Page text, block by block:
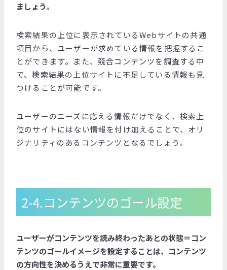
ましょう。
検索結果の上位に表示されているWebサイトの共通
項目から、ユーザーが求めている情報を把握するこ
とができます。また、競合コンテンツを調査する中
で、検索結果の上位サイトに不足している情報も見
つけることが可能です。
ユーザーのニーズに応える情報だけでなく、検索上
位のサイトにはない情報を付け加えることで、オリ
ジナリティのあるコンテンツとなるでしょう。
2-4.コンテンツのゴール設定
ユーザーがコンテンツを読み終わったあとの状態＝コン
テンツのゴールイメージを設定することは、コンテンツ
の方向性を決めるうえで非常に重要です。